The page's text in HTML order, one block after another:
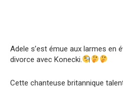
Adele s’est émue aux larmes en
divorce avec Konecki.
Cette chanteuse britannique